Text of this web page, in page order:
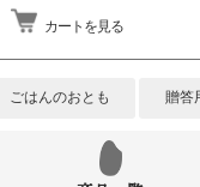
カートを見る
ごはんのおとも 贈答